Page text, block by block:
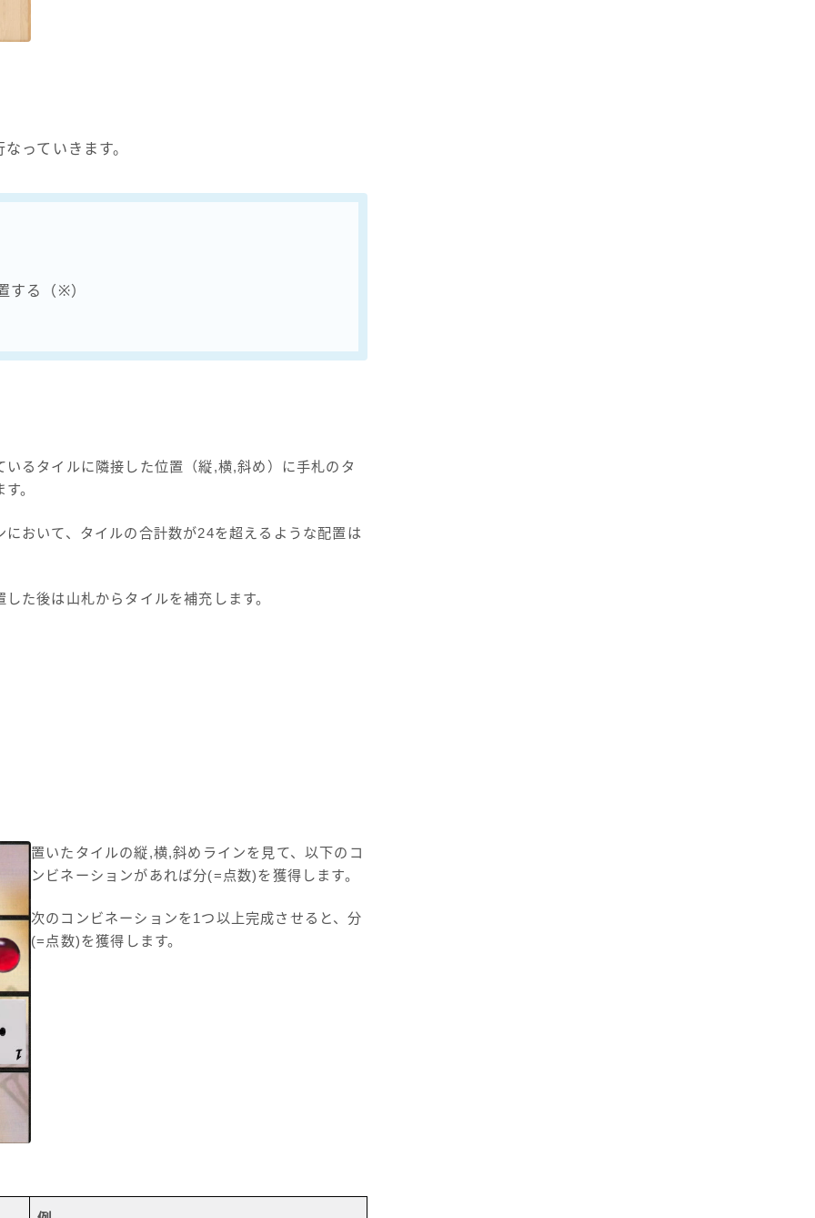
っていきます。
する（※）
いるタイルに隣接した位置（縦,横,斜め）に手札のタ
。
において、タイルの合計数が24を超えるような配置は
した後は山札からタイルを補充します。
置いたタイルの縦,横,斜めラインを見て、以下のコ
ンビネーションがあれば分(=点数)を獲得します。
次のコンビネーションを1つ以上完成させると、分
(=点数)を獲得します。